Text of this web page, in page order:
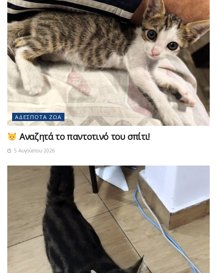
ΑΔΈΣΠΟΤΑ ΖΏΑ
Αναζητά το παντοτινό του σπίτι!
5 Αυγούστου 2026